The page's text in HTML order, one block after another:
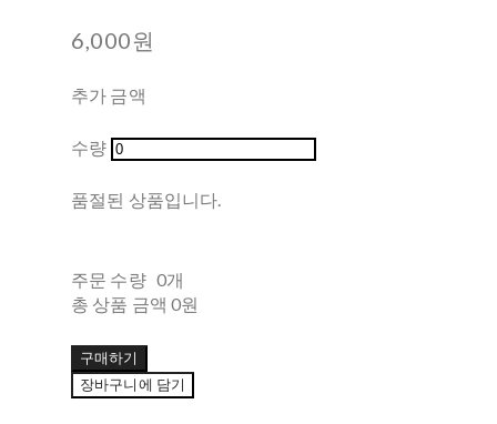
6,000원
추가 금액
수량
품절된 상품입니다.
주문 수량 0개
총 상품 금액 0원
구매하기
장바구니에 담기